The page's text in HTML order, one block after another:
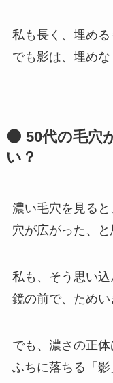
私も長く、埋める
でも影は、埋めな
🌑 50代の毛穴
い？
濃い毛穴を見ると
穴が広がった、と
私も、そう思い込
鏡の前で、ためい
でも、濃さの正体
ふちに落ちる「影